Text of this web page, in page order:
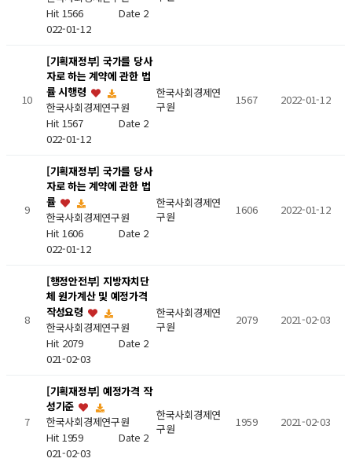
Hit 1566 Date 2
022-01-12
10
[기획재정부] 국가를 당사
자로 하는 계약에 관한 법
률 시행령
한국사회경제연구원
Hit 1567 Date 2
022-01-12
한국사회경제연
구원
1567 2022-01-12
9
[기획재정부] 국가를 당사
자로 하는 계약에 관한 법
률
한국사회경제연구원
Hit 1606 Date 2
022-01-12
한국사회경제연
구원
1606 2022-01-12
8
[행정안전부] 지방자치단
체 원가계산 및 예정가격
작성요령
한국사회경제연구원
Hit 2079 Date 2
021-02-03
한국사회경제연
구원
2079 2021-02-03
7
[기획재정부] 예정가격 작
성기준
한국사회경제연구원
Hit 1959 Date 2
021-02-03
한국사회경제연
구원
1959 2021-02-03